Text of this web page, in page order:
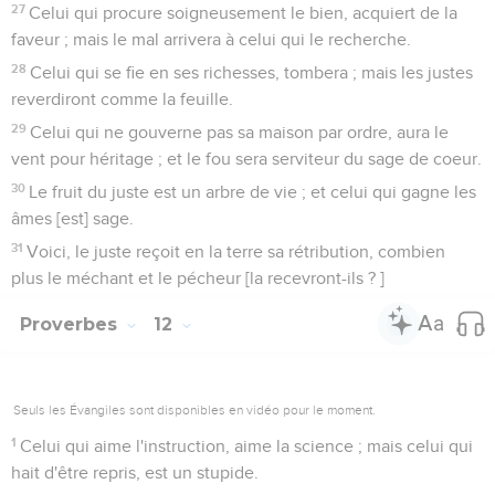
27 Celui qui procure soigneusement le bien, acquiert de la
faveur ; mais le mal arrivera à celui qui le recherche.
28 Celui qui se fie en ses richesses, tombera ; mais les justes
reverdiront comme la feuille.
29 Celui qui ne gouverne pas sa maison par ordre, aura le
vent pour héritage ; et le fou sera serviteur du sage de coeur.
30 Le fruit du juste est un arbre de vie ; et celui qui gagne les
âmes [est] sage.
31 Voici, le juste reçoit en la terre sa rétribution, combien
plus le méchant et le pécheur [la recevront-ils ? ]
Proverbes 12
Seuls les Évangiles sont disponibles en vidéo pour le moment.
1 Celui qui aime l'instruction, aime la science ; mais celui qui
hait d'être repris, est un stupide.